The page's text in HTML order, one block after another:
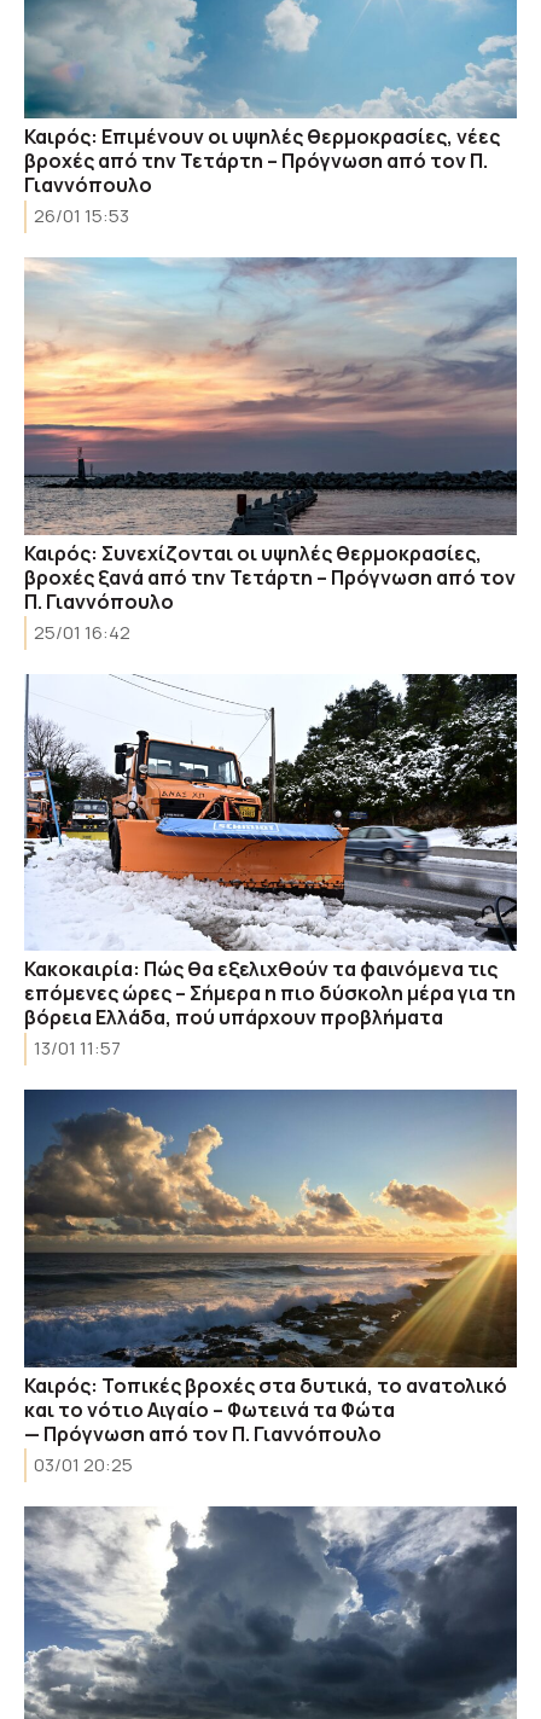
Καιρός: Επιμένουν οι υψηλές θερμοκρασίες, νέες
βροχές από την Τετάρτη – Πρόγνωση από τον Π.
Γιαννόπουλο
26/01 15:53
Καιρός: Συνεχίζονται οι υψηλές θερμοκρασίες,
βροχές ξανά από την Τετάρτη – Πρόγνωση από τον
Π. Γιαννόπουλο
25/01 16:42
Κακοκαιρία: Πώς θα εξελιχθούν τα φαινόμενα τις
επόμενες ώρες – Σήμερα η πιο δύσκολη μέρα για τη
βόρεια Ελλάδα, πού υπάρχουν προβλήματα
13/01 11:57
Καιρός: Τοπικές βροχές στα δυτικά, το ανατολικό
και το νότιο Αιγαίο – Φωτεινά τα Φώτα
— Πρόγνωση από τον Π. Γιαννόπουλο
03/01 20:25